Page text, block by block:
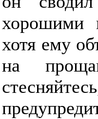
хорошими
хотя ему
на